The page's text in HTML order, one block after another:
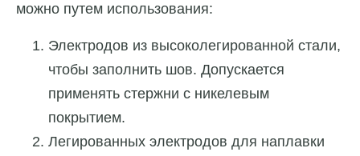
можно путем использования:
Электродов из высоколегированной стали,
чтобы заполнить шов. Допускается
применять стержни с никелевым
покрытием.
Легированных электродов для наплавки